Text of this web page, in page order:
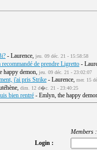
- Laurence, jeu. 09 déc. 21 - 15:58:58
de prendre Ligretto -
happy demon, jeu. 09 déc. 21 - 23:02:07
j'ai pris Strike - Laurence, mer. 15
dim. 12 d�c. 21 - 23:40:25
bien rentré - Emlyn, the happy
Members :
Login :